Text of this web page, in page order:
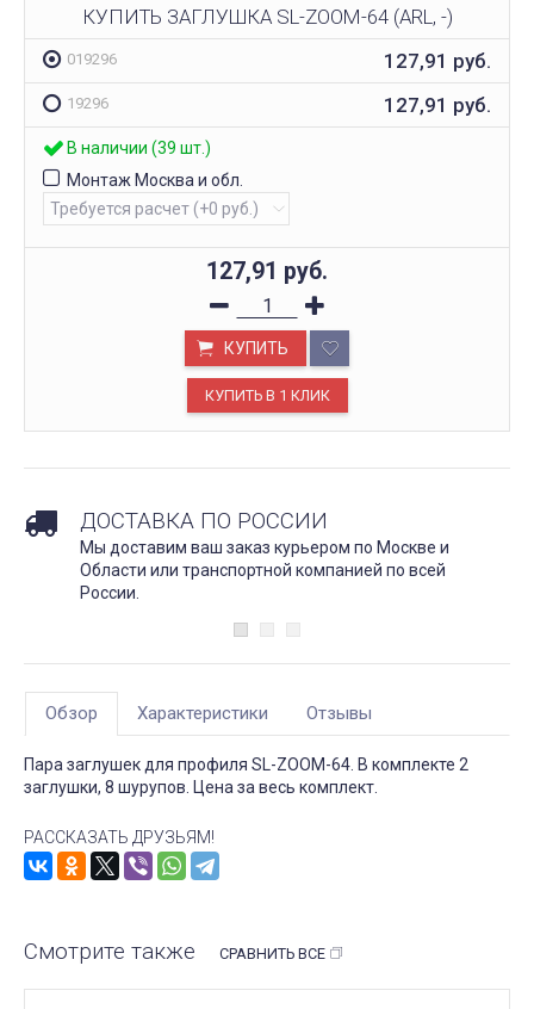
КУПИТЬ ЗАГЛУШКА SL-ZOOM-64 (ARL, -)
019296 127,91 руб.
19296 127,91 руб.
В наличии (39 шт.)
Монтаж Москва и обл.
127,91 руб.
КУПИТЬ
ДОСТАВКА ПО РОССИИ
Мы доставим ваш заказ курьером по Москве и
Области или транспортной компанией по всей
России.
Обзор Характеристики Отзывы
Пара заглушек для профиля SL-ZOOM-64. В комплекте 2
заглушки, 8 шурупов. Цена за весь комплект.
РАССКАЗАТЬ ДРУЗЬЯМ!
Смотрите также СРАВНИТЬ ВСЕ